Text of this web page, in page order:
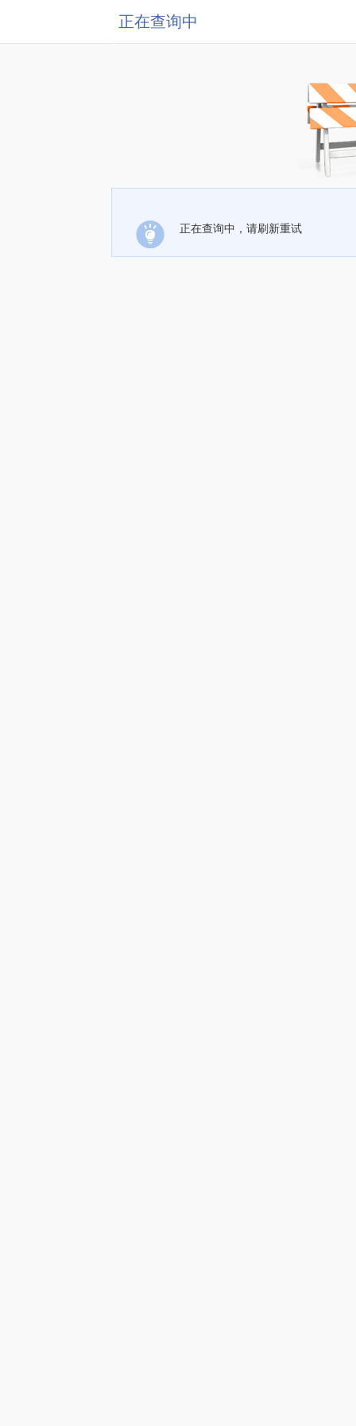
正在查询中
正在查询中，请刷新重试